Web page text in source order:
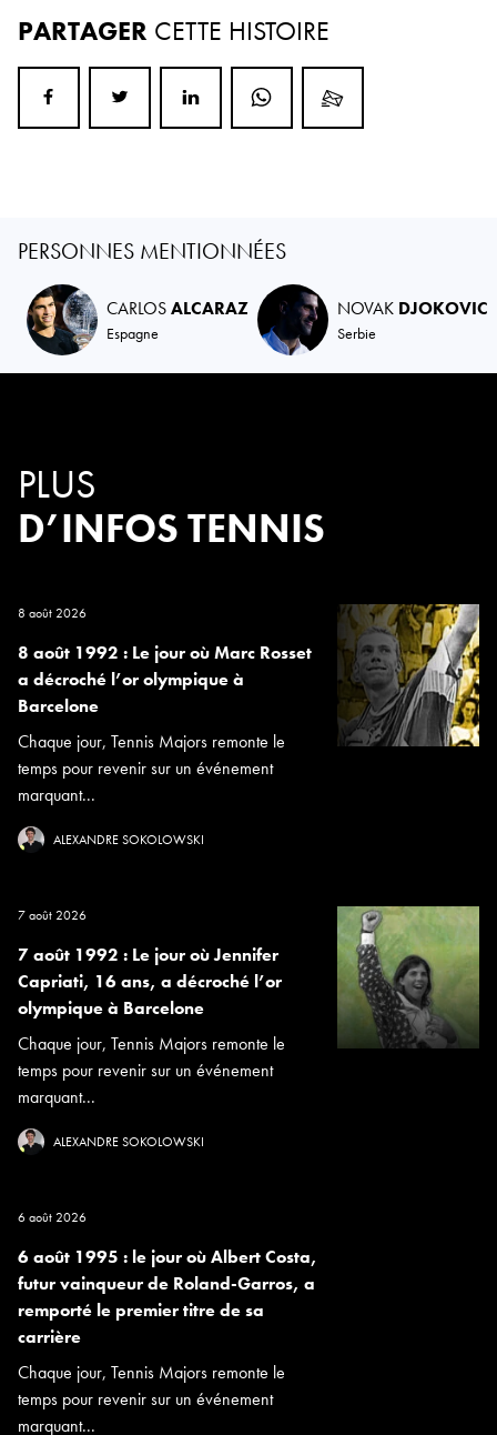
PARTAGER CETTE HISTOIRE
PERSONNES MENTIONNÉES
CARLOSALCARAZ
Espagne
NOVAK DJOKOVIC
Serbie
PLUS
D’INFOS TENNIS
8 août 2026
8 août 1992 : Le jour où Marc Rosset
a décroché l’or olympique à
Barcelone
Chaque jour, Tennis Majors remonte le
temps pour revenir sur un événement
marquant...
ALEXANDRE SOKOLOWSKI
7 août 2026
7 août 1992 : Le jour où Jennifer
Capriati, 16 ans, a décroché l’or
olympique à Barcelone
Chaque jour, Tennis Majors remonte le
temps pour revenir sur un événement
marquant...
ALEXANDRE SOKOLOWSKI
6 août 2026
6 août 1995 : le jour où Albert Costa,
futur vainqueur de Roland-Garros, a
remporté le premier titre de sa
carrière
Chaque jour, Tennis Majors remonte le
temps pour revenir sur un événement
marquant...